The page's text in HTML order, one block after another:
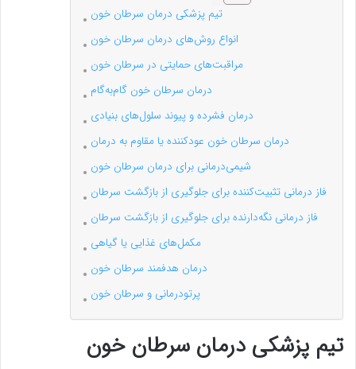
تیم پزشکی درمان سرطان خون
انواع روش‌های درمان سرطان خون
مراقبت‌های حمایتی در سرطان خون
درمان سرطان خون گام‌به‌گام
درمان فشرده و پیوند سلول‌های بنیادی
درمان سرطان خون عودکننده یا مقاوم به درمان
شیمی‌درمانی برای درمان سرطان خون
فاز درمانی تثبیت‌کننده برای جلوگیری از بازگشت سرطان
فاز درمانی نگه‌دارنده برای جلوگیری از بازگشت سرطان
مکمل‌های غذایی یا گیاهی
درمان هدفمند سرطان خون
پرتودرمانی و سرطان خون
تیم پزشکی درمان سرطان خون